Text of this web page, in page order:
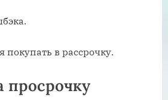
покупать в рассрочку.
просрочку